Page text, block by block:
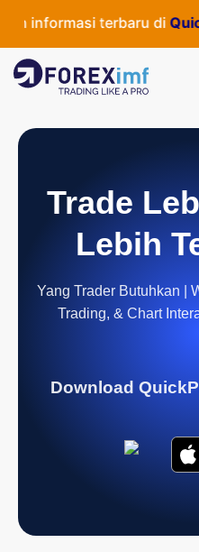
terbaru di
Trade
Lebih
Yang Trader Butuhkan |
Trading, & Chart
Download